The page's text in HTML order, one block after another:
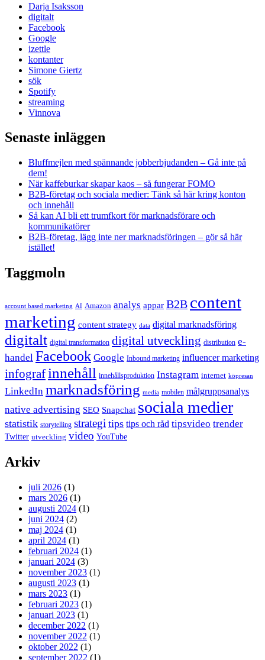
Darja Isaksson
digitalt
Facebook
Google
izettle
kontanter
Simone Giertz
sök
Spotify
streaming
Vinnova
Senaste inläggen
Bluffmejlen med spännande jobberbjudanden – Gå inte på
dem!
När kaffeburkar skapar kaos – så fungerar FOMO
B2B-företag och sociala medier: Tänk så här kring konton
och innehåll
Så kan AI bli ett trumfkort för marknadsförare och
kommunikatörer
B2B-företag, lägg inte ner marknadsföringen – gör så här
istället!
Taggmoln
account based marketing AI Amazon analys appar B2B content
marketing content strategy data digital marknadsföring
digitalt digital transformation digital utveckling distribution e-
handel Facebook Google Inbound marketing influencer marketing
infograf innehåll innehållsproduktion Instagram internet köpresan
LinkedIn marknadsföring media mobilen målgruppsanalys
native advertising SEO Snapchat sociala medier
statistik storytelling strategi tips tips och råd tipsvideo trender
Twitter utveckling video YouTube
Arkiv
juli 2026 (1)
mars 2026 (1)
augusti 2024 (1)
juni 2024 (2)
maj 2024 (1)
april 2024 (1)
februari 2024 (1)
januari 2024 (3)
november 2023 (1)
augusti 2023 (1)
mars 2023 (1)
februari 2023 (1)
januari 2023 (1)
december 2022 (1)
november 2022 (1)
oktober 2022 (1)
september 2022 (1)